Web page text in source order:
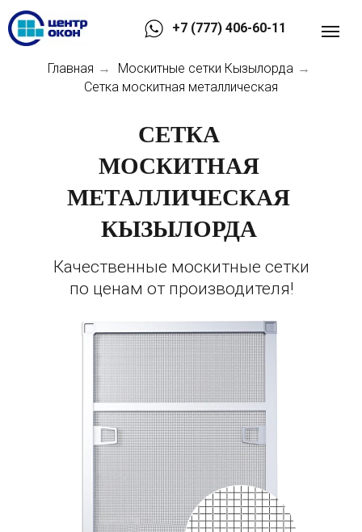
+7 (777) 406-60-11
Главная → Москитные сетки Кызылорда →
Сетка москитная металлическая
Качественные москитные сетки
по ценам от производителя!
СЕТКА
МОСКИТНАЯ
МЕТАЛЛИЧЕСКАЯ
КЫЗЫЛОРДА